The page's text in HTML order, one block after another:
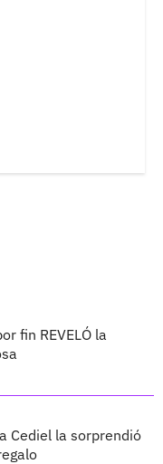
fin REVELÓ la
Cediel la sorprendió